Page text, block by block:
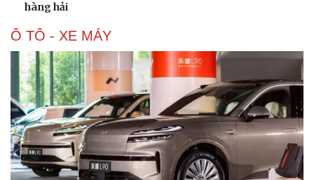
hàng hải
Ô TÔ - XE MÁY